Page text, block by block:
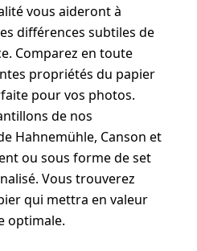
vous aideront à
différences subtiles de
Comparez en toute
propriétés du papier
pour vos photos.
de nos
Hahnemühle, Canson et
ou sous forme de set
Vous trouverez
qui mettra en valeur
optimale.